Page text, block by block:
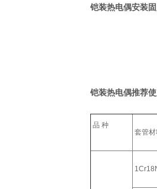
铠装热电偶安装
铠装热电偶推荐
品 种
套管材